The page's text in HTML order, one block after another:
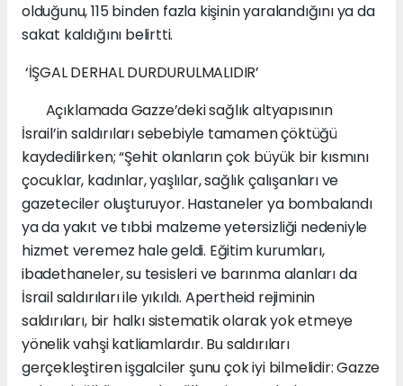
olduğunu, 115 binden fazla kişinin yaralandığını ya da
sakat kaldığını belirtti.
‘İŞGAL DERHAL DURDURULMALIDIR’
Açıklamada Gazze’deki sağlık altyapısının
İsrail’in saldırıları sebebiyle tamamen çöktüğü
kaydedilirken; “Şehit olanların çok büyük bir kısmını
çocuklar, kadınlar, yaşlılar, sağlık çalışanları ve
gazeteciler oluşturuyor. Hastaneler ya bombalandı
ya da yakıt ve tıbbi malzeme yetersizliği nedeniyle
hizmet veremez hale geldi. Eğitim kurumları,
ibadethaneler, su tesisleri ve barınma alanları da
İsrail saldırıları ile yıkıldı. Apertheid rejiminin
saldırıları, bir halkı sistematik olarak yok etmeye
yönelik vahşi katliamlardır. Bu saldırıları
gerçekleştiren işgalciler şunu çok iyi bilmelidir: Gazze